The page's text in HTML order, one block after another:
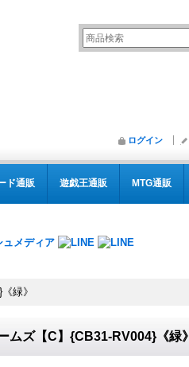
ログイン
ド通販 遊戯王通販 MTG通販
緑》
ムズ【C】{CB31-RV004}《緑》